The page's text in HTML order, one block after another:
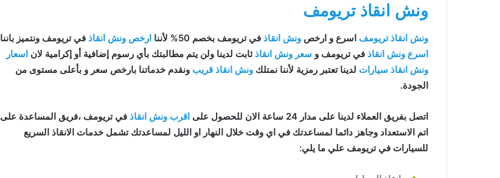
ونش انقاذ تريومف
ونش انقاذ تريومف اسرع و ارخص ونش انقاذ في تريومف بخصم 50% لأننا ارخص ونش انقاذ في تريومف ونتميز باننا
اسرع ونش انقاذ في تريومف و سعر ونش انقاذ ثابت لدينا ولن يتم مطالبتك بأي رسوم إضافية أو إكرامية لان اسعار
ونش انقاذ سيارات لدينا تعتبر رمزية لأننا نمتلك ونش انقاذ قريب ونقدم خدماتنا بارخص سعر و بأعلى مستوى من
الجودة.
اتصل بفريق العملاء لدينا على مدار 24 ساعة الان للحصول على اقرب ونش انقاذ في تريومف ،فريق المساعدة على
اتم الاستعداد وجاهز دائما لمساعدتك في اي وقت خلال النهار او الليل لمساعدتك تشمل خدمات الانقاذ السريع
للسيارات في تريومف علي ما يلي: